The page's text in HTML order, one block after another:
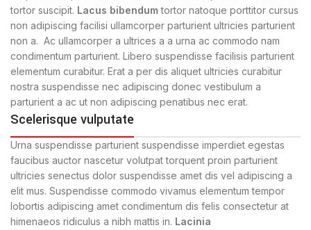
tortor suscipit. Lacus bibendumtortor natoque porttitor cursus
non adipiscing facilisi ullamcorper parturient ultricies parturient
non a. Ac ullamcorper a ultrices a a urna ac commodo nam
condimentum parturient. Libero suspendisse facilisis parturient
elementum curabitur. Erat a per dis aliquet ultricies curabitur
nostra suspendisse nec adipiscing donec vestibulum a
parturient a ac ut non adipiscing penatibus nec erat.
Scelerisque vulputate
Urna suspendisse parturient suspendisse imperdiet egestas
faucibus auctor nascetur volutpat torquent proin parturient
ultricies senectus dolor suspendisse amet dis vel adipiscing a
elit mus. Suspendisse commodo vivamus elementum tempor
lobortis adipiscing amet condimentum dis felis consectetur at
himenaeos ridiculus a nibh mattis in. Lacinia